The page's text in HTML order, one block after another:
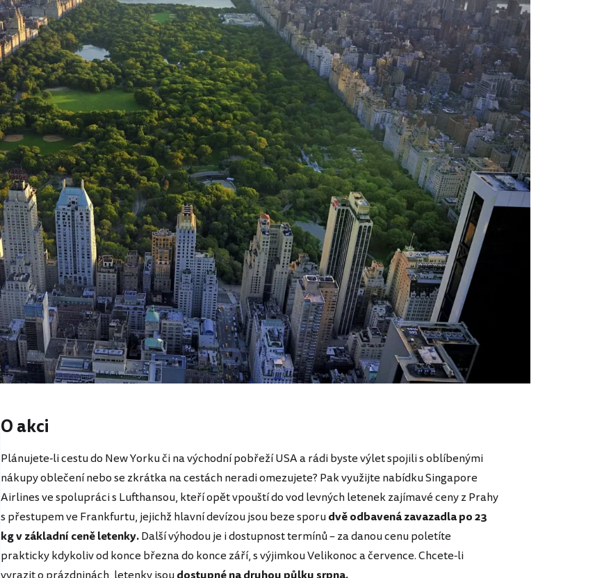
O akci
Plánujete-li cestu do New Yorku či na východní pobřeží USA a rádi byste výlet spojili s oblíbenými
nákupy oblečení nebo se zkrátka na cestách neradi omezujete? Pak využijte nabídku Singapore
Airlines ve spolupráci s Lufthansou, kteří opět vpouští do vod levných letenek zajímavé ceny z Prahy
s přestupem ve Frankfurtu, jejichž hlavní devízou jsou beze sporudvě odbavená zavazadla po 23
kg v základní ceně letenky.Další výhodou je i dostupnost termínů – za danou cenu poletíte
prakticky kdykoliv od konce března do konce září, s výjimkou Velikonoc a července. Chcete-li